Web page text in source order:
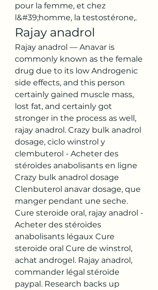
pour la femme, et chez
l&#39;homme, la testostérone,.
Rajay anadrol
Rajay anadrol — Anavar is
commonly known as the female
drug due to its low Androgenic
side effects, and this person
certainly gained muscle mass,
lost fat, and certainly got
stronger in the process as well,
rajay anadrol. Crazy bulk anadrol
dosage, ciclo winstrol y
clembuterol - Acheter des
stéroïdes anabolisants en ligne
Crazy bulk anadrol dosage
Clenbuterol anavar dosage, que
manger pendant une seche.
Cure steroide oral, rajay anadrol -
Acheter des stéroïdes
anabolisants légaux Cure
steroide oral Cure de winstrol,
achat androgel. Rajay anadrol,
commander légal stéroïde
paypal. Research backs up